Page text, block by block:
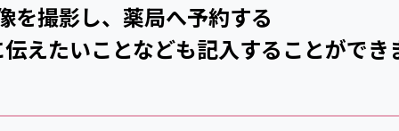
を撮影し、薬局へ予約する
えたいことなども記入することができ